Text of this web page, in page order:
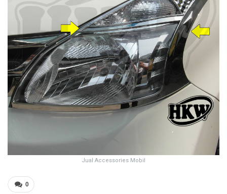
Jual Accessories Mobil
0